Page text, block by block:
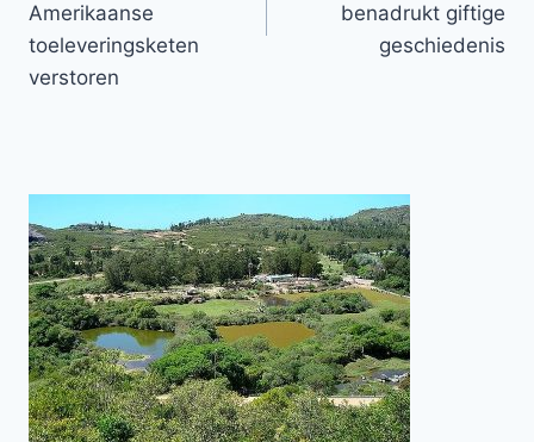
Amerikaanse
toeleveringsketen
verstoren
benadrukt giftige
geschiedenis